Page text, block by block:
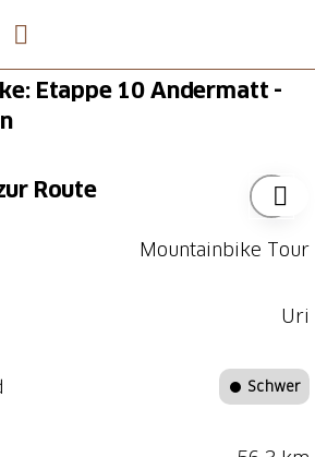
Etappe 10 Andermatt -
Route
Mountainbike Tour
Uri
Schwer